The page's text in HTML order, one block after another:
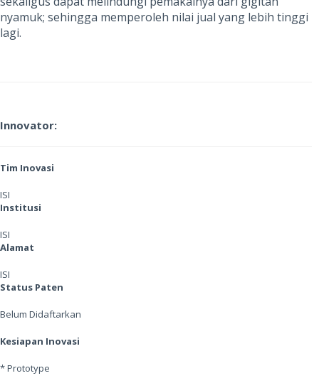
nyamuk; sehingga memperoleh nilai jual yang lebih tinggi
lagi.
Innovator:
Tim Inovasi
ISI
Institusi
ISI
Alamat
ISI
Status Paten
Belum Didaftarkan
Kesiapan Inovasi
* Prototype